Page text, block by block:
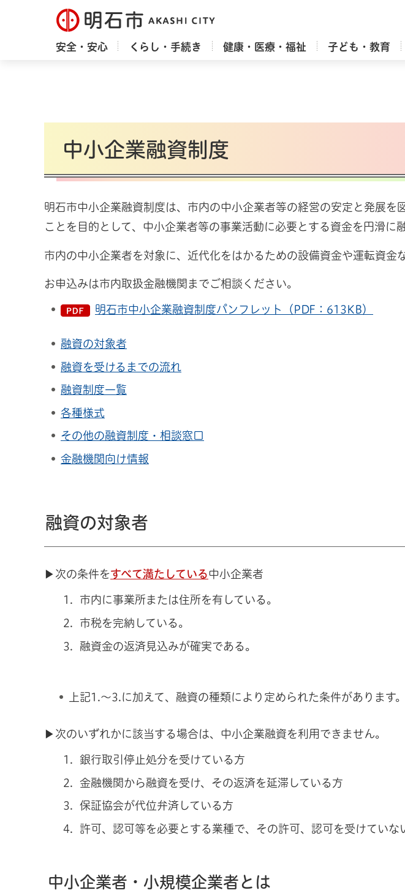
明石市
安全・安心 くらし・手続き 健康・医療・福祉 子ども・教育
中小企業融資制度
明石市中小企業融資制度は、市内の中小企業者等の経営の安定と発展を
ことを目的として、中小企業者等の事業活動に必要とする資金を円滑に
市内の中小企業者を対象に、近代化をはかるための設備資金や運転資金
お申込みは市内取扱金融機関までご相談ください。
明石市中小企業融資制度パンフレット（PDF：613KB）
融資の対象者
融資を受けるまでの流れ
融資制度一覧
各種様式
その他の融資制度・相談窓口
金融機関向け情報
融資の対象者
▶次の条件をすべて満たしている中小企業者
市内に事業所または住所を有している。
市税を完納している。
融資金の返済見込みが確実である。
上記1.～3.に加えて、融資の種類により定められた条件があります。
▶次のいずれかに該当する場合は、中小企業融資を利用できません。
銀行取引停止処分を受けている方
金融機関から融資を受け、その返済を延滞している方
保証協会が代位弁済している方
許可、認可等を必要とする業種で、その許可、認可を受けていな
中小企業者・小規模企業者とは